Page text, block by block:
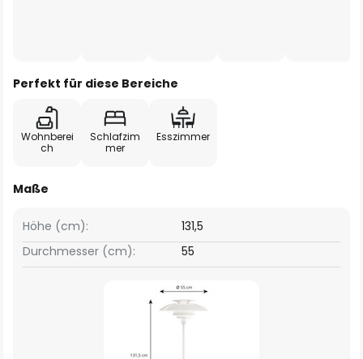
Perfekt für diese Bereiche
Wohnberei
ch
Schlafzim
mer
Esszimmer
Maße
Höhe (cm):
131,5
Durchmesser (cm):
55